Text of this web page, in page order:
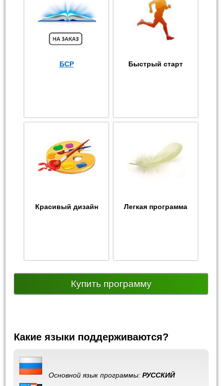
БСР Быстрый старт
Красивый дизайн Легкая программа
Купить программу
Какие языки поддерживаются?
Основной язык программы:РУССКИЙ